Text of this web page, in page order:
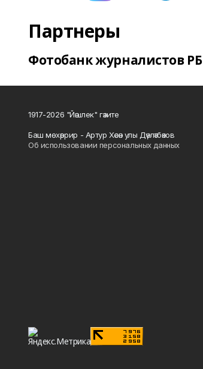
Партнеры
Фотобанк журналистов РБ
1917-2026 "Йәшлек" гәзите
Баш мөхәррир - Артур Хәсән улы Дәүләтбәков
Об использовании персональных данных